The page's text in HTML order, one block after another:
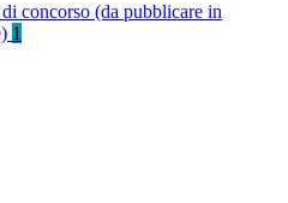
concorso (da pubblicare in
1